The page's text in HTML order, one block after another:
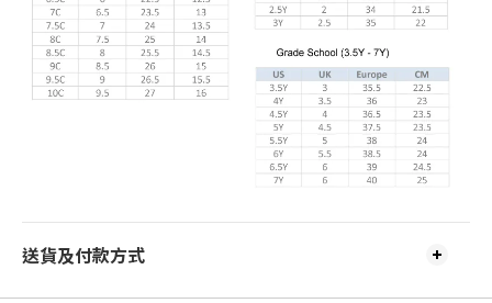
送貨及付款方式